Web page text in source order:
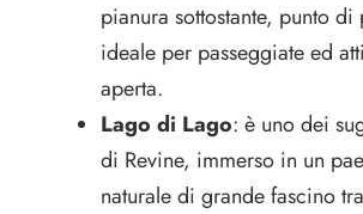
pianura sottostante, punto di
ideale per passeggiate ed
aperta.
Lago di Lago: è uno dei
di Revine, immerso in un
naturale di grande fascino